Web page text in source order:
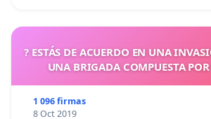
? ESTÁS DE ACUERDO EN UNA
UNA BRIGADA COMPUESTA
1 096 firmas
8 Oct 2019